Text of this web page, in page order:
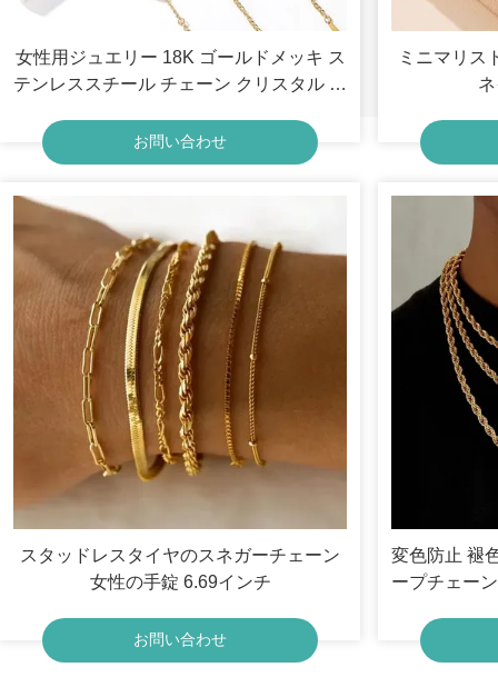
女性用ジュエリー 18K ゴールドメッキ ス
テンレススチール チェーン クリスタル ブ
お問い合わせ
ミニマリス
スタッドレスタイヤのスネガーチェーン
女性の手錠 6.69インチ
お問い合わせ
変色防止 褪
ープチェー